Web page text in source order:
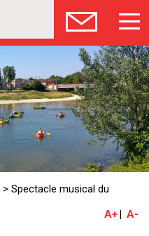
> Spectacle musical du
A+
A-